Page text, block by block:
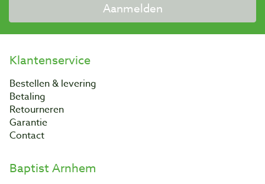
Aanmelden
Klantenservice
Bestellen & levering
Betaling
Retourneren
Garantie
Contact
Baptist Arnhem